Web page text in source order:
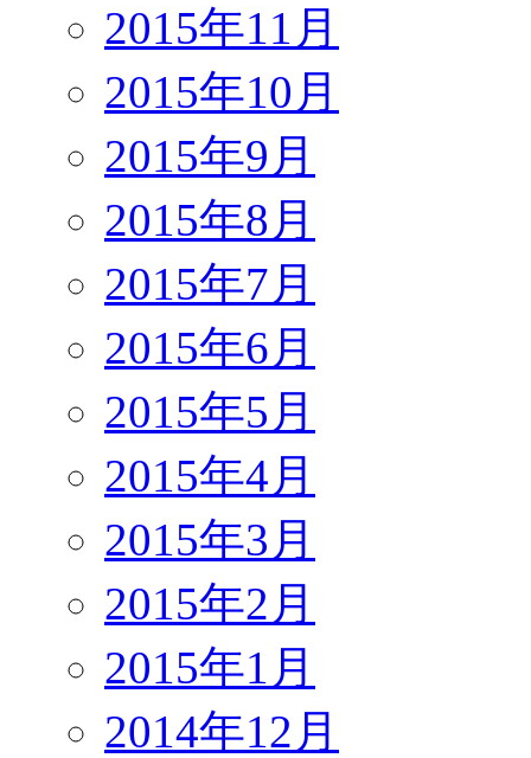
2015年11月
2015年10月
2015年9月
2015年8月
2015年7月
2015年6月
2015年5月
2015年4月
2015年3月
2015年2月
2015年1月
2014年12月